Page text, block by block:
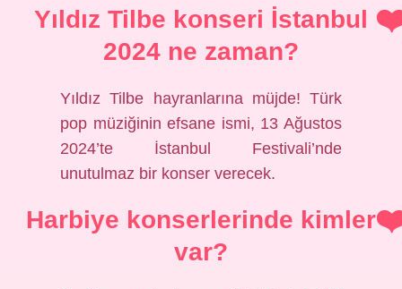
Yıldız Tilbe konseri İstanbul
2024 ne zaman?
Yıldız Tilbe hayranlarına müjde! Türk
pop müziğinin efsane ismi, 13 Ağustos
2024’te İstanbul Festivali’nde
unutulmaz bir konser verecek.
Harbiye konserlerinde kimler
var?